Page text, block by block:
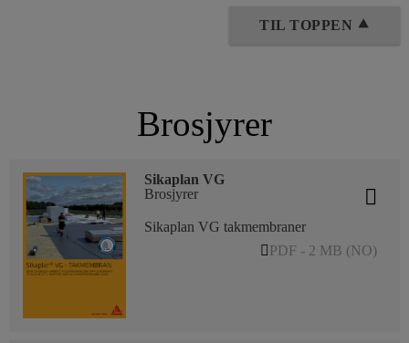
TIL TOPPEN ⯅
Brosjyrer
Sikaplan VG
Brosjyrer
Sikaplan VG takmembraner
PDF - 2 MB (NO)